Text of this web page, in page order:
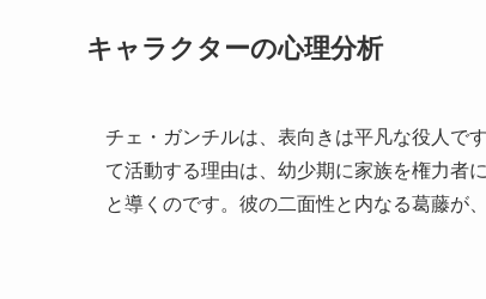
キャラクターの心理分析
チェ・ガンチルは、表向きは平凡な役人で
て活動する理由は、幼少期に家族を権力者
と導くのです。彼の二面性と内なる葛藤が